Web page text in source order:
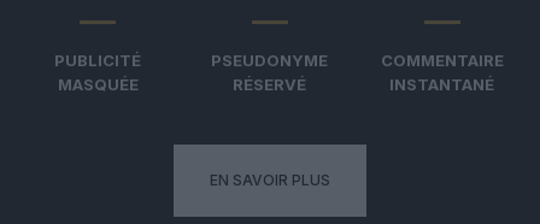
PUBLICITÉ
MASQUÉE
PSEUDONYME
RÉSERVÉ
COMMENTAIRE
INSTANTANÉ
EN SAVOIR PLUS